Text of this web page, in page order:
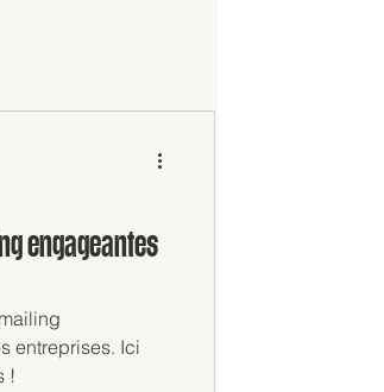
engageantes
entreprises. Ici
!